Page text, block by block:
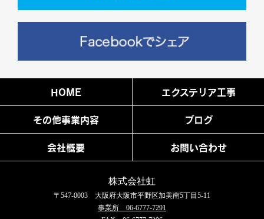
HOME エクステリア工事
その他事業内容 ブログ
会社概要 お問い合わせ
株式会社虹
〒547-0003 大阪府大阪市平野区加美南5丁目5-11
事業所 06-6777-7291